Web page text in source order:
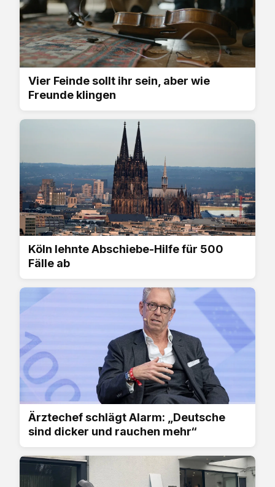
Vier Feinde sollt ihr sein, aber wie
Freunde klingen
Köln lehnte Abschiebe-Hilfe für 500
Fälle ab
Ärztechef schlägt Alarm: „Deutsche
sind dicker und rauchen mehr“